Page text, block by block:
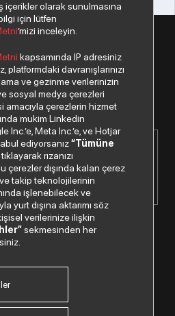
işlenmesi hususunda
Politikası”okudum ve anladım.
Metni"
içerikler olarak sunulmasına
için lütfen
’mizi inceleyin.
kapsamında IP adresiniz
platformdaki davranışlarınızı
ve gezinme verilerinizin
sosyal medya çerezleri
amacıyla çerezlerin hizmet
mukim Linkedin
Inc.’e, Meta Inc.’e, ve Hotjar
ediyorsanız“Tümüne
rızanızı
çerezler dışında kalan çerez
takip teknolojilerinin
işlenebilecek ve
yurt dışına aktarımı söz
verilerinize ilişkin
sekmesinden her